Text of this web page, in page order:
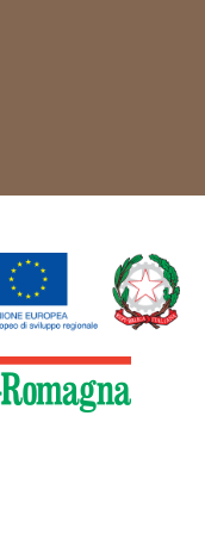
profile
YouTube profile
Twitter
Romagna